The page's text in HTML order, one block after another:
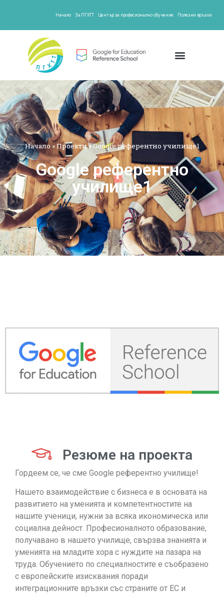
Начало За ПГХТТ Център за професионално обучение Полезни връзки
Начало »Проекти»Google референтно училище1
Google референтно
училище1
Резюме на проекта
Гордеем се, че сме Google референтно училище!
Нашето взаимодействие с бизнеса е в основата на
развитието на уменията и компетентностите на
нашите ученици, нужни за всяка икономическа или
социална дейност. Професионалното образование,
получавано в нашето училище, свързва знанията и
уменията на младите хора с нуждите на пазара на
труда. Обучението по специалностите е съобразено
с европейските изисквания поради
интеграционните връзки със страните от ЕС и